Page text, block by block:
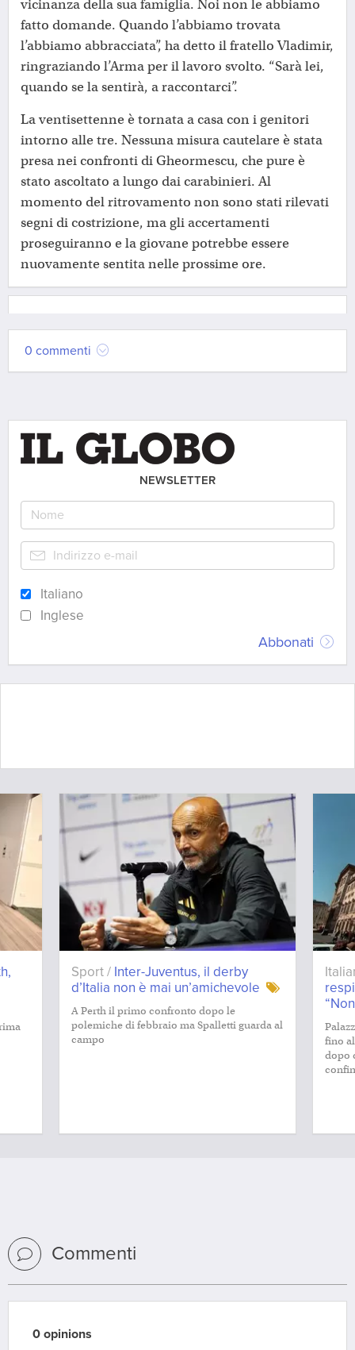
vicinanza della sua famiglia. Noi non le abbiamo
fatto domande. Quando l’abbiamo trovata
l’abbiamo abbracciata”, ha detto il fratello Vladimir,
ringraziando l’Arma per il lavoro svolto. “Sarà lei,
quando se la sentirà, a raccontarci”.
La ventisettenne è tornata a casa con i genitori
intorno alle tre. Nessuna misura cautelare è stata
presa nei confronti di Gheormescu, che pure è
stato ascoltato a lungo dai carabinieri. Al
momento del ritrovamento non sono stati rilevati
segni di costrizione, ma gli accertamenti
proseguiranno e la giovane potrebbe essere
nuovamente sentita nelle prossime ore.
0 commenti
NEWSLETTER
Italiano
Inglese
Abbonati
Sport / Inter-Juventus, il derby
d’Italia non è mai un’amichevole
A Perth il primo confronto dopo le
polemiche di febbraio ma Spalletti guarda al
campo
fino
dopo
Commenti
0 opinions